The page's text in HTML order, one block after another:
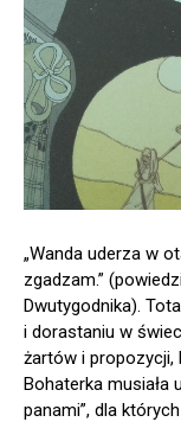
„Wanda uderza w
zgadzam.”
Dwutygodnika).
i dorastaniu w
żartów i propozycji,
Bohaterka musiała
panami”, dla